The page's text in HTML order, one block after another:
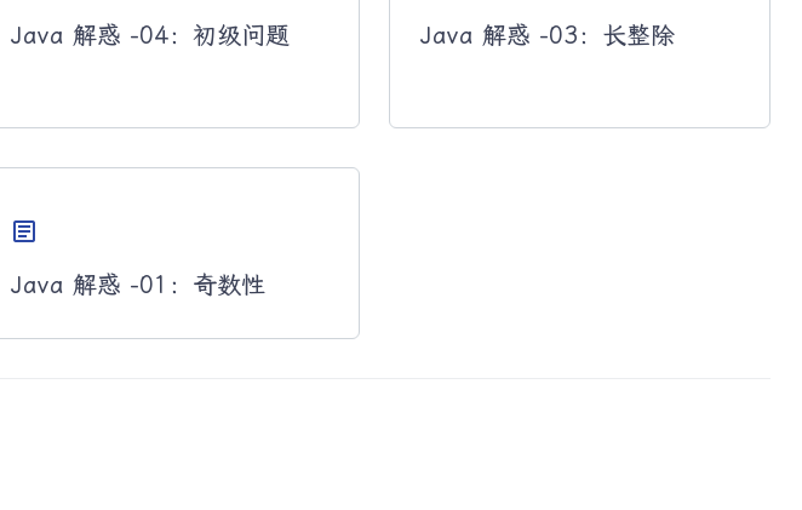
Java 解惑 -04：初级问题 Java 解惑 -03：长整除
article
Java 解惑 -01：奇数性